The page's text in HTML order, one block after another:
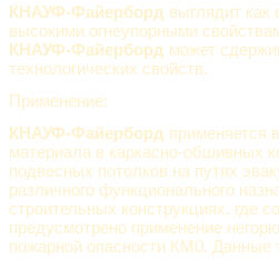
КНАУФ-Файерборд выглядит как
высокими огнеупорными
КНАУФ-Файерборд может
технологических свойств.
Применение:
КНАУФ-Файерборд применяется
материала в каркасно-обшивных
подвесных потолков на путях
различного функционального
строительных конструкциях, где
предусмотрено применение
пожарной опасности КМ0. Данные